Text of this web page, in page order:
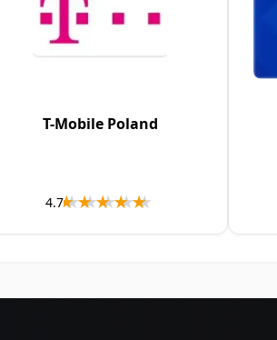
T-Mobile Poland
★★★★★
★★★★★
4.7